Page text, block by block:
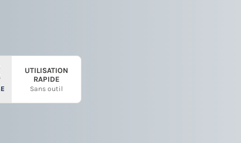
UTILISATION
RAPIDE
Sans outil